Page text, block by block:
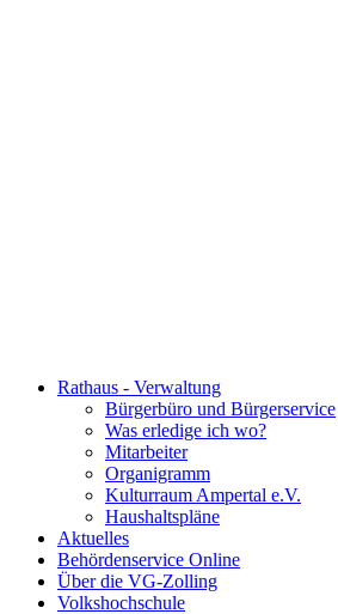
Rathaus - Verwaltung
Bürgerbüro und Bürgerservice
Was erledige ich wo?
Mitarbeiter
Organigramm
Kulturraum Ampertal e.V.
Haushaltspläne
Aktuelles
Behördenservice Online
Über die VG-Zolling
Volkshochschule